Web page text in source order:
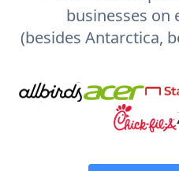
businesses on
(besides Antarctica,